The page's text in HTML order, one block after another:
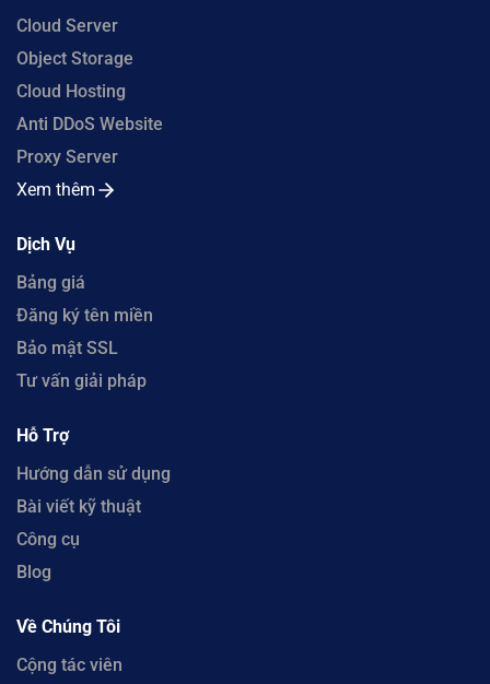
Cloud Server
Object Storage
Cloud Hosting
Anti DDoS Website
Proxy Server
Xem thêm
Dịch Vụ
Bảng giá
Đăng ký tên miền
Bảo mật SSL
Tư vấn giải pháp
Hỗ Trợ
Hướng dẫn sử dụng
Bài viết kỹ thuật
Công cụ
Blog
Về Chúng Tôi
Cộng tác viên